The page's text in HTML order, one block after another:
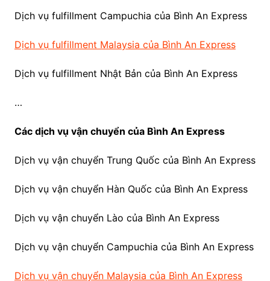
Dịch vụ fulfillment Campuchia của Bình An Express
Dịch vụ fulfillment Malaysia của Bình An Express
Dịch vụ fulfillment Nhật Bản của Bình An Express
…
Các dịch vụ vận chuyển của Bình An Express
Dịch vụ vận chuyển Trung Quốc của Bình An Express
Dịch vụ vận chuyển Hàn Quốc của Bình An Express
Dịch vụ vận chuyển Lào của Bình An Express
Dịch vụ vận chuyển Campuchia của Bình An Express
Dịch vụ vận chuyển Malaysia của Bình An Express